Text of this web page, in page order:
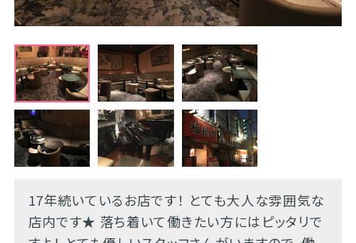
17年続いているお店です！ とても大人な雰囲気な
店内です★ 落ち着いて働きたい方にはピッタリで